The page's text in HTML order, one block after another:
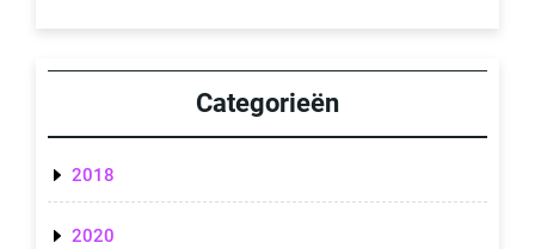
Categorieën
2018
2020